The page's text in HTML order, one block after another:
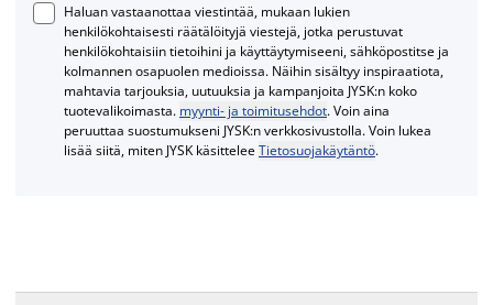
Haluan vastaanottaa viestintää, mukaan lukien
henkilökohtaisesti räätälöityjä viestejä, jotka perustuvat
henkilökohtaisiin tietoihini ja käyttäytymiseeni, sähköpostitse ja
kolmannen osapuolen medioissa. Näihin sisältyy inspiraatiota,
mahtavia tarjouksia, uutuuksia ja kampanjoita JYSK:n koko
tuotevalikoimasta. myynti- ja toimitusehdot. Voin aina
peruuttaa suostumukseni JYSK:n verkkosivustolla. Voin lukea
lisää siitä, miten JYSK käsitteleeTietosuojakäytäntö.